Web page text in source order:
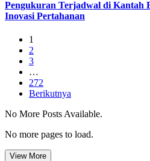
Pengukuran Terjadwal di Kantah
Inovasi Pertahanan
1
2
3
…
272
Berikutnya
No More Posts Available.
No more pages to load.
View More